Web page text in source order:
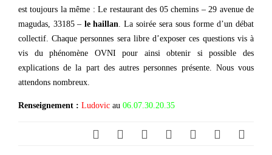
est toujours la même : Le restaurant des 05 chemins – 29 avenue de
magudas, 33185 – le haillan. La soirée sera sous forme d’un débat
collectif. Chaque personnes sera libre d’exposer ces questions vis à
vis du phénomène OVNI pour ainsi obtenir si possible des
explications de la part des autres personnes présente. Nous vous
attendons nombreux.
Renseignement : Ludovic au 06.07.30.20.35